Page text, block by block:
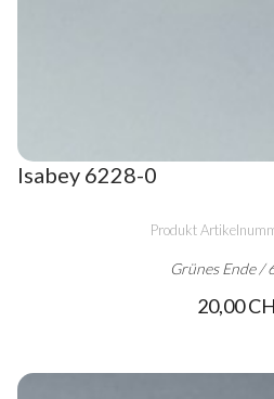
Isabey 6228-0
Produkt
Grünes Ende /
20,00